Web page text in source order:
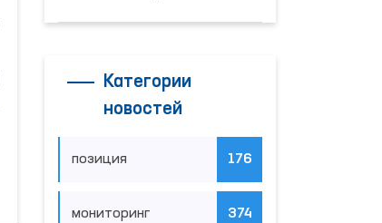
Категории
новостей
позиция 176
мониторинг 374